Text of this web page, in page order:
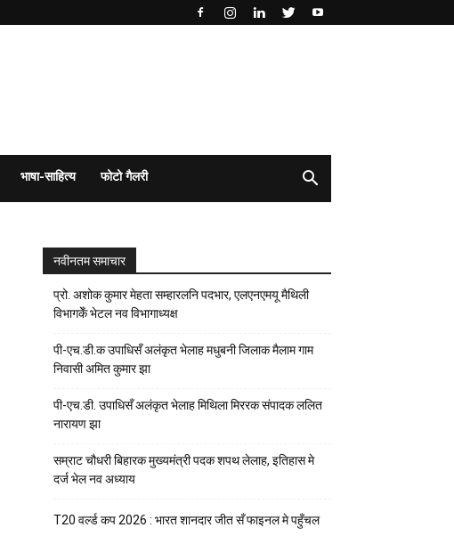
भाषा-साहित्य फोटो गैलरी
नवीनतम समाचार
प्रो. अशोक कुमार मेहता सम्हारलनि पदभार, एलएनएमयू मैथिली
विभागकेँ भेटल नव विभागाध्यक्ष
पी-एच.डी.क उपाधिसँ अलंकृत भेलाह मधुबनी जिलाक मैलाम गाम
निवासी अमित कुमार झा
पी-एच.डी. उपाधिसँ अलंकृत भेलाह मिथिला मिररक संपादक ललित
नारायण झा
सम्राट चौधरी बिहारक मुख्यमंत्री पदक शपथ लेलाह, इतिहास मे
दर्ज भेल नव अध्याय
T20 वर्ल्ड कप 2026 : भारत शानदार जीत सँ फाइनल मे पहुँचल